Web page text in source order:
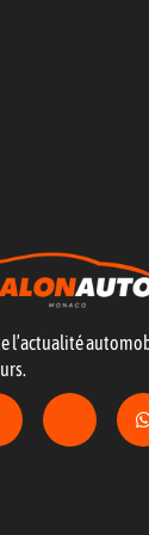
l’actualité